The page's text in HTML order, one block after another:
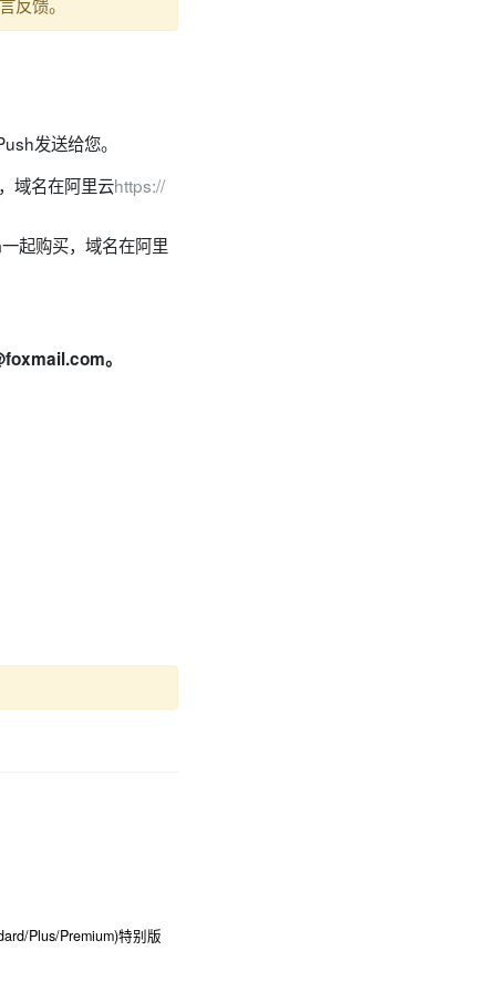
发送给您。
域名在阿里云https://
起购买，域名在阿里
。
Plus/Premium)特别版